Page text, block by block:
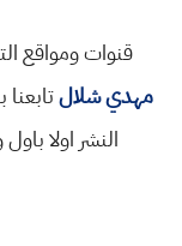
قنوات ومواقع
مهدي شلال
النشر اولا